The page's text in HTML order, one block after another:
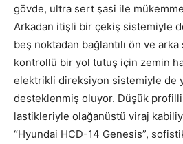
gövde, ultra sert şasi ile
Arkadan itişli bir çekiş sistemiyle
beş noktadan bağlantılı ön ve
kontrollü bir yol tutuş için zemin
elektrikli direksiyon sistemiyle de
desteklenmiş oluyor. Düşük
lastikleriyle olağanüstü viraj
“Hyundai HCD-14 Genesis”,